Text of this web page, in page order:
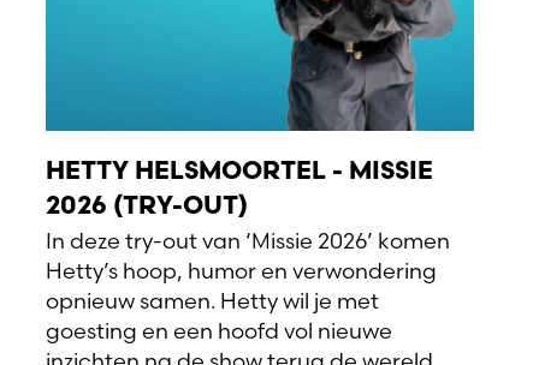
HETTY HELSMOORTEL - MISSIE
2026 (TRY-OUT)
In deze try-out van ‘Missie 2026’ komen
Hetty’s hoop, humor en verwondering
opnieuw samen. Hetty wil je met
goesting en een hoofd vol nieuwe